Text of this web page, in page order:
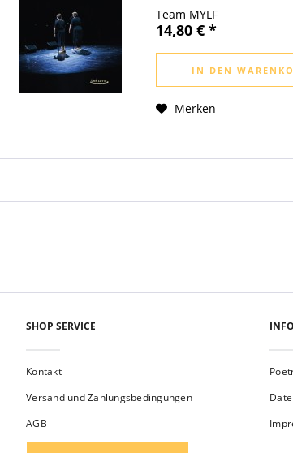
(Mothers You‘d like to
ihren Platz im Slam-
Ansonsten sind...
Team MYLF
14,80 € *
IN DEN
Merken
SHOP SERVICE
Kontakt
Versand und Zahlungsbedingungen
AGB